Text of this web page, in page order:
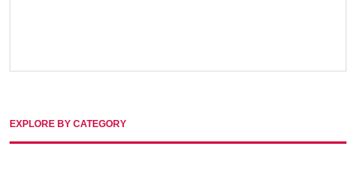
EXPLORE BY CATEGORY